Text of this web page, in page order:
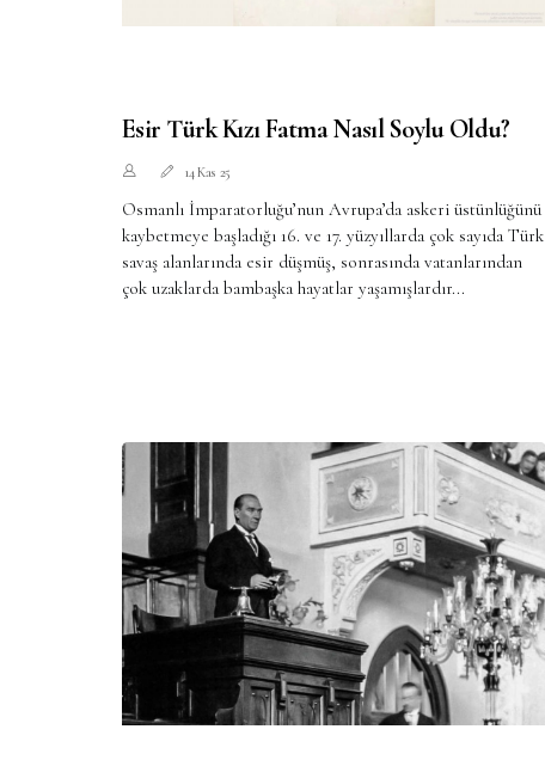
Esir Türk Kızı Fatma Nasıl Soylu Oldu?
14 Kas 25
Osmanlı İmparatorluğu’nun Avrupa’da askeri üstünlüğünü
kaybetmeye başladığı 16. ve 17. yüzyıllarda çok sayıda Türk
savaş alanlarında esir düşmüş, sonrasında vatanlarından
çok uzaklarda bambaşka hayatlar yaşamışlardır...